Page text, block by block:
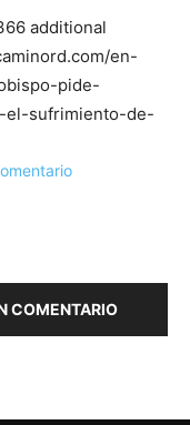
additional
en-
pide-
el-sufrimiento-de-
COMENTARIO